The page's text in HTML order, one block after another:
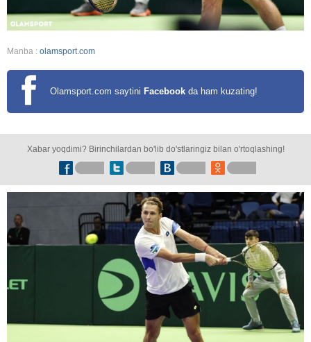
Manba : olamsport.com
Olamsport.com saytini Facebook da ham kuzating!
Xabar yoqdimi? Birinchilardan bo'lib do'stlaringiz bilan o'rtoqlashing!